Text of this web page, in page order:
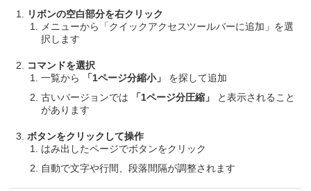
リボンの空白部分を右クリック
メニューから「クイックアクセスツールバーに追加」を選
択します
コマンドを選択
一覧から
「1ページ分縮小」
を探して追加
古いバージョンでは
「1ページ分圧縮」
と表示されること
があります
ボタンをクリックして操作
はみ出したページでボタンをクリック
自動で文字や行間、段落間隔が調整されます